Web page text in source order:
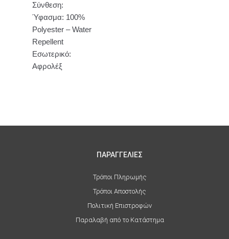
Σύνθεση:
Ύφασμα: 100%
Polyester – Water
Repellent
Εσωτερικό:
Αφρολέξ
ΠΑΡΑΓΓΕΛΙΕΣ
Τρόποι Πληρωμής
Τρόποι Αποστολής
Πολιτική Επιστροφών
Παραλαβή από το Κατάστημα